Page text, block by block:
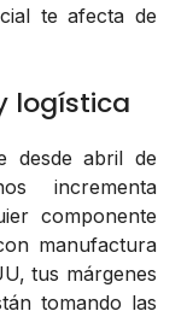
te afecta de
logística
desde abril de
incrementa
componente
manufactura
tus márgenes
tomando las